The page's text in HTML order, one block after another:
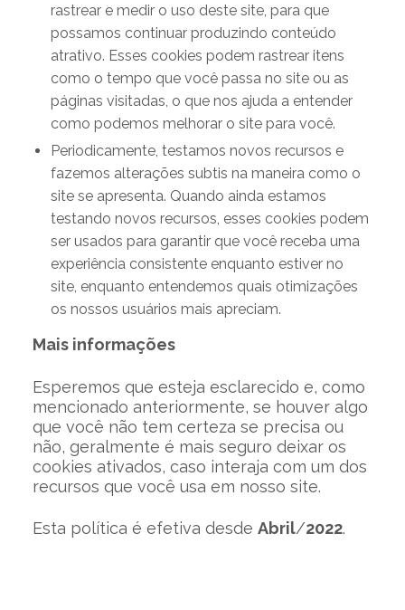
rastrear e medir o uso deste site, para que
possamos continuar produzindo conteúdo
atrativo. Esses cookies podem rastrear itens
como o tempo que você passa no site ou as
páginas visitadas, o que nos ajuda a entender
como podemos melhorar o site para você.
Periodicamente, testamos novos recursos e
fazemos alterações subtis na maneira como o
site se apresenta. Quando ainda estamos
testando novos recursos, esses cookies podem
ser usados ​​para garantir que você receba uma
experiência consistente enquanto estiver no
site, enquanto entendemos quais otimizações
os nossos usuários mais apreciam.
Mais informações
Esperemos que esteja esclarecido e, como
mencionado anteriormente, se houver algo
que você não tem certeza se precisa ou
não, geralmente é mais seguro deixar os
cookies ativados, caso interaja com um dos
recursos que você usa em nosso site.
Esta política é efetiva desde Abril/2022.